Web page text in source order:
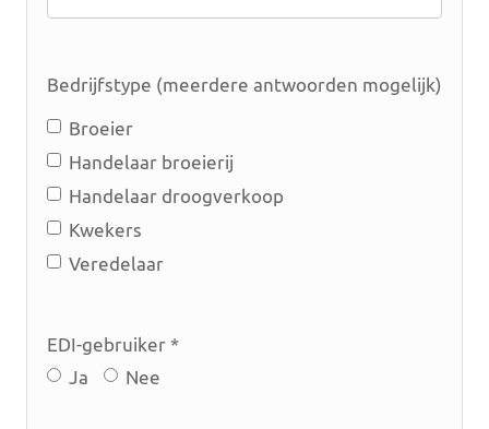
Bedrijfstype (meerdere antwoorden mogelijk)
Broeier
Handelaar broeierij
Handelaar droogverkoop
Kwekers
Veredelaar
EDI-gebruiker *
Ja
Nee